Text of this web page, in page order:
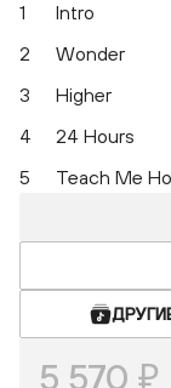
1 Intro
2
Wonder
3
Higher
4
24 Hours
5
Teach Me
5 570 ₽